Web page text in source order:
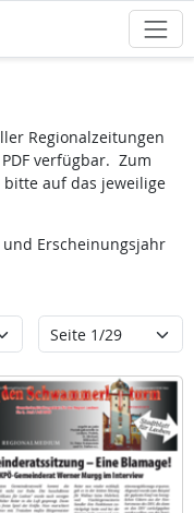
Regionalzeitungen
verfügbar. Zum
auf das jeweilige
Erscheinungsjahr
Seite